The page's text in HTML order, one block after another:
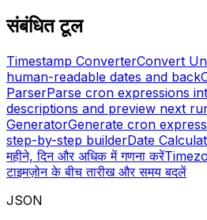
संबंधित टूल
Timestamp ConverterConvert
human-readable dates and back
ParserParse cron expressions
descriptions and preview next
GeneratorGenerate cron
step-by-step builderDate
महीने, दिन और अधिक में गणना करें
टाइमज़ोन के बीच तारीख और समय बदलें
JSON